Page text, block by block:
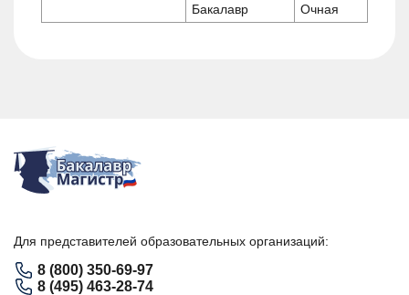
Бакалавр
Очная
Для представителей образовательных организаций:
8 (800) 350-69-97
8 (495) 463-28-74